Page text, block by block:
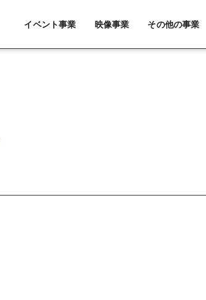
イベント事業 映像事業 その他の事業